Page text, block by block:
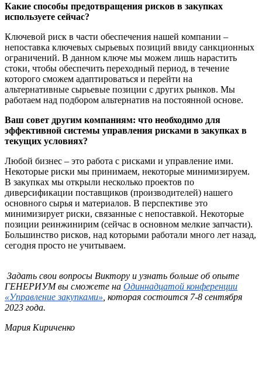
Какие способы предотвращения рисков в закупках
используете сейчас?
Ключевой риск в части обеспечения нашей компании –
непоставка ключевых сырьевых позиций ввиду санкционных
ограничений. В данном ключе мы можем лишь нарастить
стоки, чтобы обеспечить переходный период, в течение
которого сможем адаптироваться и перейти на
альтернативные сырьевые позиции с других рынков. Мы
работаем над подбором альтернатив на постоянной основе.
Ваш совет другим компаниям: что необходимо для
эффективной системы управления рисками в закупках в
текущих условиях?
Любой бизнес – это работа с рисками и управление ими.
Некоторые риски мы принимаем, некоторые минимизируем.
В закупках мы открыли несколько проектов по
диверсификации поставщиков (производителей) нашего
основного сырья и материалов. В перспективе это
минимизирует риски, связанные с непоставкой. Некоторые
позиции реинжинирим (сейчас в основном мелкие запчасти).
Большинство рисков, над которыми работали много лет назад,
сегодня просто не учитываем.
Задать свои вопросы Виктору и узнать больше об опыте
ГЕНЕРИУМ вы сможете на Одиннадцатой конференции
«Управление закупками» , которая состоится 7-8 сентября
2023 года.
Мария Кириченко